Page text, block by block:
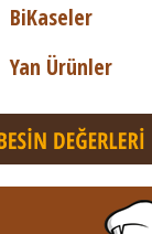
BiKaseler
Yan Ürünler